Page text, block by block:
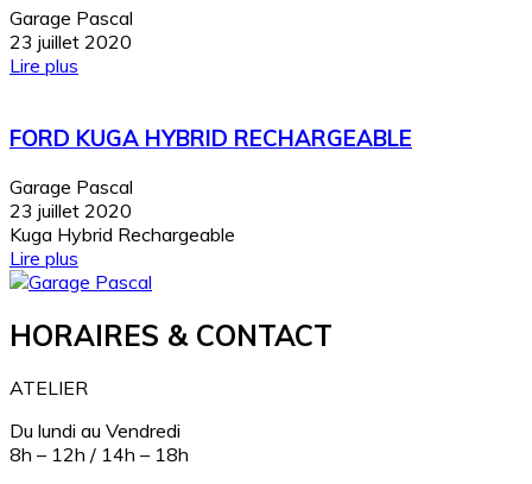
Garage Pascal
23 juillet 2020
Lire plus
FORD KUGA HYBRID RECHARGEABLE
Garage Pascal
23 juillet 2020
Kuga Hybrid Rechargeable
Lire plus
HORAIRES & CONTACT
ATELIER
Du lundi au Vendredi
8h – 12h / 14h – 18h